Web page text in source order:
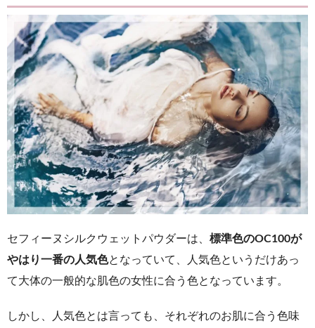
セフィーヌシルクウェットパウダーは、 標準色のOC100が
やはり一番の人気色となっていて、人気色というだけあっ
て大体の一般的な肌色の女性に合う色となっています。
しかし、人気色とは言っても、それぞれのお肌に合う色味